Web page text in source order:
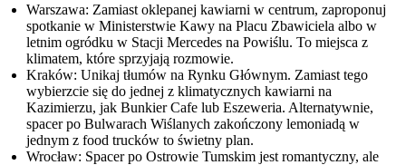
Warszawa: Zamiast oklepanej kawiarni w centrum, zaproponuj
spotkanie w Ministerstwie Kawyna Placu Zbawiciela albo w
letnim ogródku w Stacji Mercedesna Powiślu. To miejsca z
klimatem, które sprzyjają rozmowie.
Kraków: Unikaj tłumów na Rynku Głównym. Zamiast tego
wybierzcie się do jednej z klimatycznych kawiarni na
Kazimierzu, jak Bunkier Cafelub Eszeweria. Alternatywnie,
spacer po Bulwarach Wiślanych zakończony lemoniadą w
jednym z food trucków to świetny plan.
Wrocław: Spacer po Ostrowie Tumskim jest romantyczny, ale